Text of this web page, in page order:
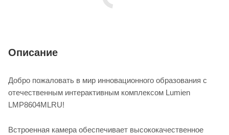
Описание
Добро пожаловать в мир инновационного образования с
отечественным интерактивным комплексом Lumien
LMP8604MLRU!
Встроенная камера обеспечивает высококачественное